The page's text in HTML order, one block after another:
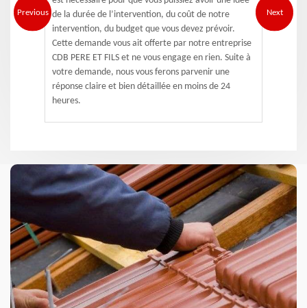
Previous de la durée de l’intervention, du coût de notre
intervention, du budget que vous devez prévoir.
Cette demande vous ait offerte par notre entreprise
CDB PERE ET FILS et ne vous engage en rien. Suite à
votre demande, nous vous ferons parvenir une
réponse claire et bien détaillée en moins de 24
heures.
Next